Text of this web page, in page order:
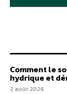
Comment le
hydrique et
2 août 2026